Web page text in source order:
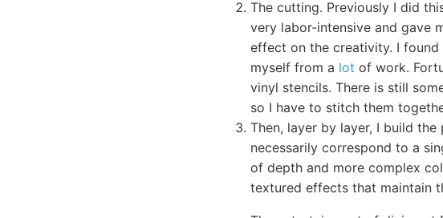
The cutting. Previously I did
very labor-intensive and gave
effect on the creativity. I
myself from a lot of work.
vinyl stencils. There is still
so I have to stitch them
Then, layer by layer, I build
necessarily correspond to a
of depth and more complex
textured effects that maintain